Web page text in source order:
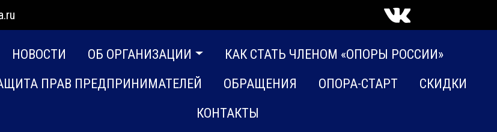
НОВОСТИ ОБ ОРГАНИЗАЦИИ
КАК СТАТЬ ЧЛЕНОМ «ОПОРЫ РОССИИ»
ПРАВ ПРЕДПРИНИМАТЕЛЕЙ
ОБРАЩЕНИЯ ОПОРА-СТАРТ
СКИДКИ
КОНТАКТЫ